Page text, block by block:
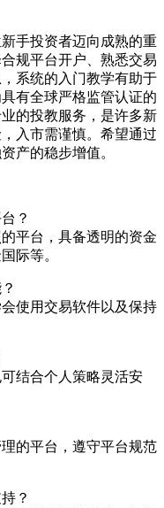
手投资者迈向成熟的重
规平台开户、熟悉交易
系统的入门教学有助于
有全球严格监管认证的
的投教服务，是许多新
入市需谨慎。希望通过
产的稳步增值。
？
平台，具备透明的资金
际等。
使用交易软件以及保持
结合个人策略灵活安
的平台，遵守平台规范
？